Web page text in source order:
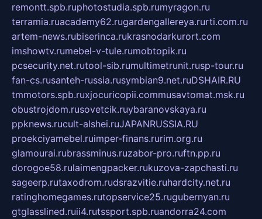
remontt.spb.ruphotostudia.spb.rumyragon.ru
terramia.ruacademy62.rugardengallereya.rurti.com.ru
artem-news.rubiserinca.rukrasnodarkurort.com
imshowtv.rumebel-v-tule.rumobtopik.ru
pcsecurity.net.rutool-sib.rumultimetrunit.rusp-tour.ru
fan-cs.rusanteh-russia.rusymbian9.net.ruDSHAIR.RU
tmmotors.spb.ruxjocuricopii.commusavtomat.msk.ru
obustrojdom.rusovetcik.ruybaranovskaya.ru
ppknews.rucult-alshei.ruJAPANRUSSIA.RU
proekciyamebel.ruimper-finans.rurim.org.ru
glamourai.rubrassminus.ruzabor-pro.ruftn.pp.ru
dorogoe58.rulaimengpacker.rukuzova-zapchasti.ru
sageerp.rutaxodrom.rudsrazvitie.ruhardcity.net.ru
ratinghomegames.rutopservice25.rugubernyan.ru
gtglasslined.ruii4.rutssport.spb.ruandorra24.com